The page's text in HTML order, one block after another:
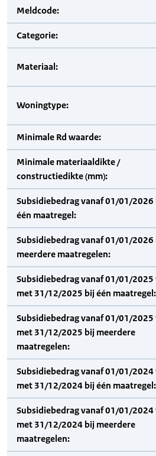
Meldcode:
Categorie:
Materiaal:
Woningtype:
Minimale Rd waarde:
Minimale materiaaldikte /
constructiedikte (mm):
Subsidiebedrag vanaf 01/01/2026
één maatregel:
Subsidiebedrag vanaf 01/01/2026
meerdere maatregelen:
Subsidiebedrag vanaf 01/01/2025
met 31/12/2025 bij één maatregel:
Subsidiebedrag vanaf 01/01/2025
met 31/12/2025 bij meerdere
maatregelen:
Subsidiebedrag vanaf 01/01/2024
met 31/12/2024 bij één maatregel:
Subsidiebedrag vanaf 01/01/2024
met 31/12/2024 bij meerdere
maatregelen: